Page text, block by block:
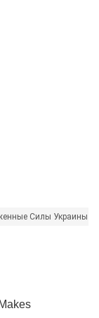
Силы Украины